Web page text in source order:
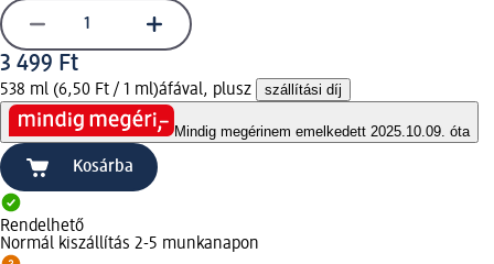
3 499 Ft
538 ml (6,50 Ft / 1 ml)áfával, plusz szállítási díj
Mindig megérinem emelkedett 2025.10.09. óta
Kosárba
Rendelhető
Normál kiszállítás 2-5 munkanapon